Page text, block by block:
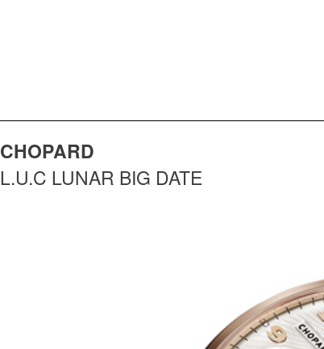
CHOPARD
L.U.C LUNAR BIG DATE